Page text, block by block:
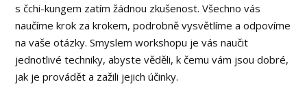
s čchi-kungem zatím žádnou zkušenost. Všechno vás
naučíme krok za krokem, podrobně vysvětlíme a odpovíme
na vaše otázky. Smyslem workshopu je vás naučit
jednotlivé techniky, abyste věděli, k čemu vám jsou dobré,
jak je provádět a zažili jejich účinky.